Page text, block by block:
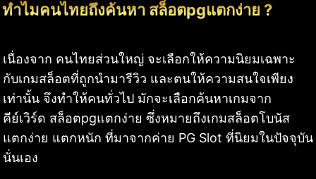
ทำไมคนไทยถึงค้นหา สล็อตpgแตกง่าย ?
เนื่องจาก คนไทยส่วนใหญ่ จะเลือกให้ความนิยมเฉพาะ
กับเกมสล็อตที่ถูกนำมารีวิว และตนให้ความสนใจเพียง
เท่านั้น จึงทำให้คนทั่วไป มักจะเลือกค้นหาเกมจาก
คีย์เวิร์ด สล็อตpgแตกง่าย ซึ่งหมายถึงเกมสล็อตโบนัส
แตกง่าย แตกหนัก ที่มาจากค่าย PG Slot ที่นิยมในปัจจุบัน
นั่นเอง